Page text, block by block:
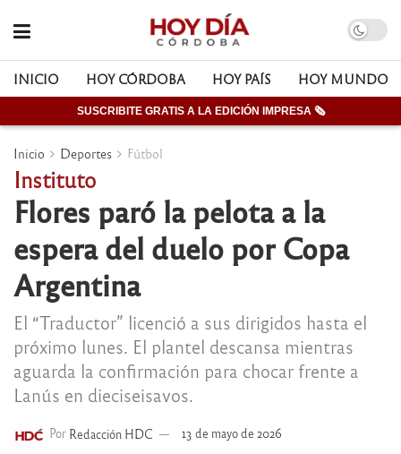
INICIO HOY CÓRDOBA HOY PAÍS HOY MUNDO
SUSCRIBITE GRATIS A LA EDICIÓN IMPRESA 🗞
Inicio Deportes Fútbol
Instituto
Flores paró la pelota a la
espera del duelo por Copa
Argentina
El “Traductor” licenció a sus dirigidos hasta el
próximo lunes. El plantel descansa mientras
aguarda la confirmación para chocar frente a
Lanús en dieciseisavos.
Por Redacción HDC 13 de mayo de 2026